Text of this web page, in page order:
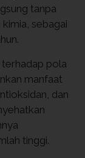
tanpa
sebagai
terhadap pola
manfaat
dan
tinggi.